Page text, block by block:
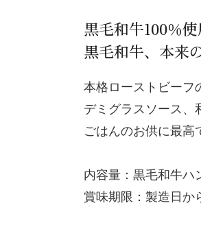
黒毛和牛100％
黒毛和牛、本来
本格ローストビーフ
デミグラスソース、
ごはんのお供に最高
内容量：黒毛和牛ハ
賞味期限：製造日